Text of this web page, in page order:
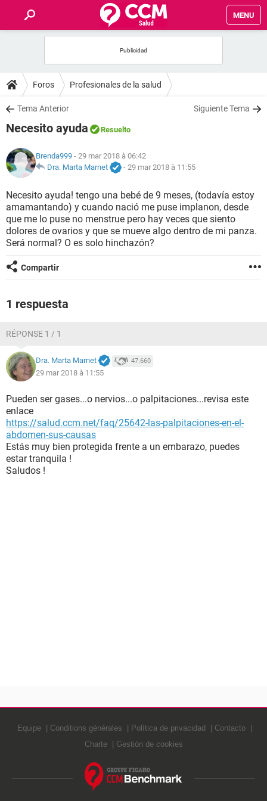
MENU
FORUMS
SALUD
NUTRICIÓN
BIENESTAR
SEXUALIDAD
GLOSARIO
Foros Profesionales de la salud
Tema Anterior Siguiente Tema
Necesito ayuda Resuelto
Brenda999 - 29 mar 2018 à 06:42
Dra. Marta Marnet
- 29 mar 2018 à 11:55
Necesito ayuda! tengo una bebé de 9 meses, (todavía estoy
amamantando) y cuando nació me puse implanon, desde
que me lo puse no menstrue pero hay veces que siento
dolores de ovarios y que se mueve algo dentro de mi panza.
Será normal? O es solo hinchazón?
Compartir
1 respuesta
RÉPONSE 1 / 1
Dra. Marta Marnet 47.660
29 mar 2018 à 11:55
Pueden ser gases...o nervios...o palpitaciones...revisa este
enlace
https://salud.ccm.net/faq/25642-las-palpitaciones-en-el-
abdomen-sus-causas
Estás muy bien protegida frente a un embarazo, puedes
estar tranquila !
Saludos !
Equipe Conditions générales Política de privacidad
Contacto
Charte
Gestión de cookies